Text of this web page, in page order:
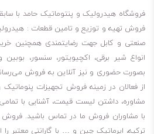
فروشگاه هیدرولیک و پنتوماتیک حامد با
فروش تهیه و توزیع و تامین قطعات :
صنعتی و کابل جهت رضایتمندی همچنین
انواع شیر برقی، اکچیویتور، سنسور،
بصورت حضوری و نیز آنلاین به فروش
از فعالان در زمینه فروش تجهیزات
مشاوره، داشتن لیست قیمت، آشنایی با
با مشاوران فروش ما در تماس باشید. فروش
ترکیه، ایرماتیک چین و … با گارانتی معتبر